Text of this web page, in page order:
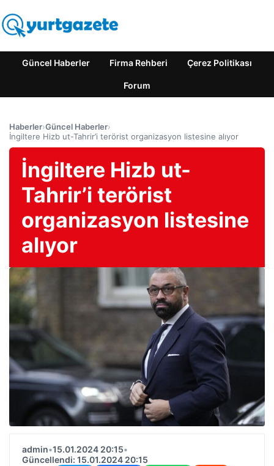
Güncel Haberler Firma Rehberi Çerez Politikası
Forum
Haberler›Güncel Haberler›
İngiltere Hizb ut-Tahrir’i terörist organizasyon listesine alıyor
İngiltere Hizb ut-
Tahrir’i terörist
organizasyon listesine
alıyor
admin•15.01.2024 20:15•
Güncellendi: 15.01.2024 20:15